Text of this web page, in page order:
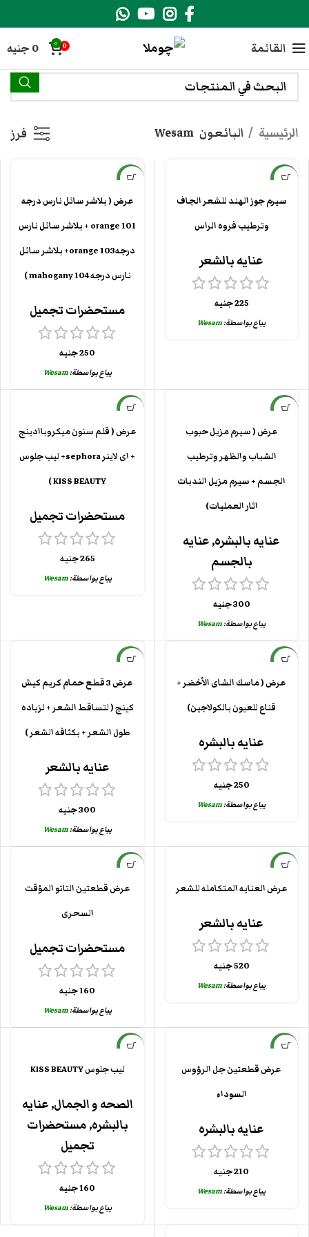
القائمة 0
0
0 جنيه
الرئيسية البائعون Wesam فرز
جديد
سيرم جوز الهند للشعر الجاف
وترطيب فروه الراس
عنايه بالشعر
225جنيه
يباع بواسطة:Wesam
جديد
عرض ( بلاشر سائل نارس درجه
101 orange + بلاشر سائل نارس
درجه103 orange+ بلاشر سائل
نارس درجه 104 mahogany )
مستحضرات تجميل
250جنيه
يباع بواسطة:Wesam
جديد
عرض ( سيرم مزيل حبوب
الشباب والظهر وترطيب
الجسم + سيرم مزيل الندبات
اثار العمليات)
عنايه بالبشره,عنايه
بالجسم
300جنيه
يباع بواسطة:Wesam
جديد
عرض ( قلم سنون ميكروباادينج
+ اى لاينر sephora+ ليب جلوس
KISS BEAUTY )
مستحضرات تجميل
265جنيه
يباع بواسطة:Wesam
جديد
عرض ( ماسك الشاى الأخضر +
قناع للعيون بالكولاجين)
عنايه بالبشره
250جنيه
يباع بواسطة:Wesam
جديد
عرض 3 قطع حمام كريم كيش
كينج ( لتساقط الشعر + لزياده
طول الشعر + بكثافه الشعر )
عنايه بالشعر
300جنيه
يباع بواسطة:Wesam
جديد
عرض العنايه المتكامله للشعر
عنايه بالشعر
520جنيه
يباع بواسطة:Wesam
جديد
عرض قطعتين التاتو المؤقت
السحرى
مستحضرات تجميل
160جنيه
يباع بواسطة:Wesam
جديد
عرض قطعتين جل الرؤوس
السوداء
عنايه بالبشره
210جنيه
يباع بواسطة:Wesam
جديد
ليب جلوس KISS BEAUTY
الصحه و الجمال,عنايه
بالبشره,مستحضرات
تجميل
160جنيه
يباع بواسطة:Wesam